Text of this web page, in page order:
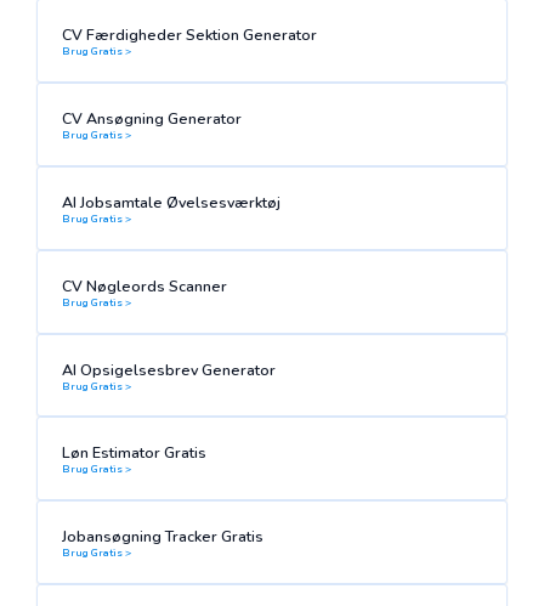
CV Færdigheder Sektion Generator
Brug Gratis >
CV Ansøgning Generator
Brug Gratis >
AI Jobsamtale Øvelsesværktøj
Brug Gratis >
CV Nøgleords Scanner
Brug Gratis >
AI Opsigelsesbrev Generator
Brug Gratis >
Løn Estimator Gratis
Brug Gratis >
Jobansøgning Tracker Gratis
Brug Gratis >